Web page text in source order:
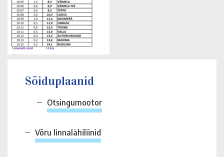
Sõiduplaanid
Otsingumootor
Võru linnalähiliinid